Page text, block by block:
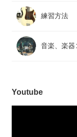
練習方法
音楽、楽器
Youtube